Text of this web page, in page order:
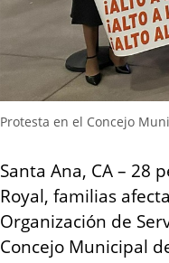
Protesta en el Concejo
Santa Ana, CA – 28
Royal, familias
Organización de
Concejo Municipal